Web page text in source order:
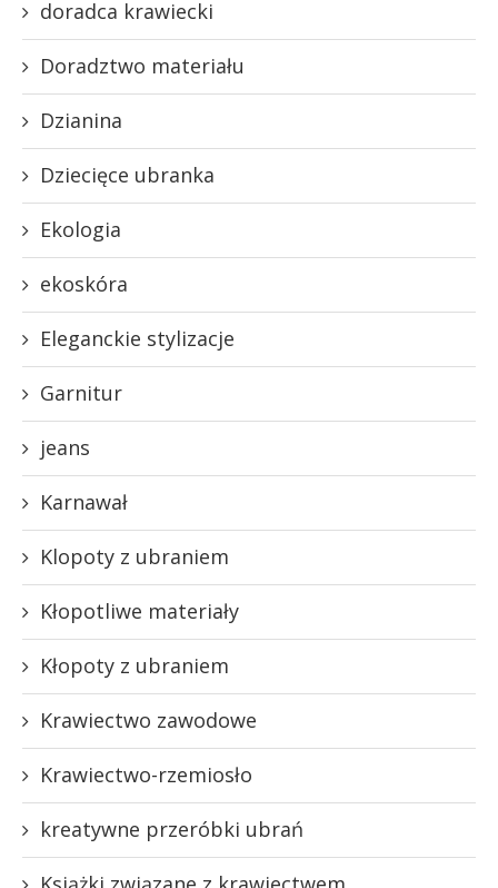
doradca krawiecki
Doradztwo materiału
Dzianina
Dziecięce ubranka
Ekologia
ekoskóra
Eleganckie stylizacje
Garnitur
jeans
Karnawał
Klopoty z ubraniem
Kłopotliwe materiały
Kłopoty z ubraniem
Krawiectwo zawodowe
Krawiectwo-rzemiosło
kreatywne przeróbki ubrań